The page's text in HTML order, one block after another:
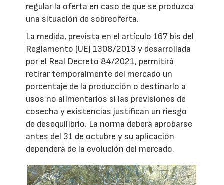
regular la oferta en caso de que se produzca
una situación de sobreoferta.
La medida, prevista en el artículo 167 bis del
Reglamento (UE) 1308/2013 y desarrollada
por el Real Decreto 84/2021, permitirá
retirar temporalmente del mercado un
porcentaje de la producción o destinarlo a
usos no alimentarios si las previsiones de
cosecha y existencias justifican un riesgo
de desequilibrio. La norma deberá aprobarse
antes del 31 de octubre y su aplicación
dependerá de la evolución del mercado.